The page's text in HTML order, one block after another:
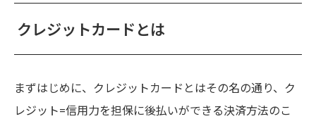
クレジットカードとは
まずはじめに、クレジットカードとはその名の通り、ク
レジット=信用力を担保に後払いができる決済方法のこ